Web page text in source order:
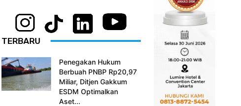
TERBARU
Penegakan Hukum
Berbuah PNBP Rp20,97
Miliar, Ditjen Gakkum
ESDM Optimalkan
Aset...